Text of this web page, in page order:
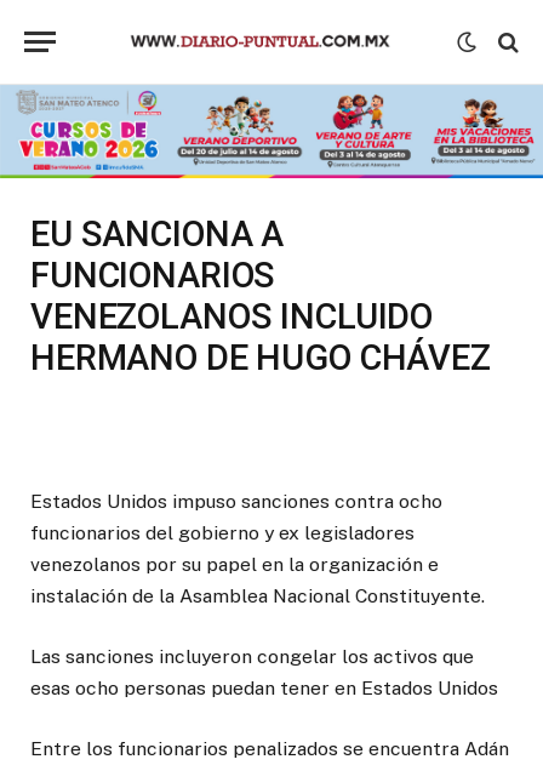
EU SANCIONA A
FUNCIONARIOS
VENEZOLANOS INCLUIDO
HERMANO DE HUGO CHÁVEZ
Estados Unidos impuso sanciones contra ocho
funcionarios del gobierno y ex legisladores
venezolanos por su papel en la organización e
instalación de la Asamblea Nacional Constituyente.
Las sanciones incluyeron congelar los activos que
esas ocho personas puedan tener en Estados Unidos
Entre los funcionarios penalizados se encuentra Adán